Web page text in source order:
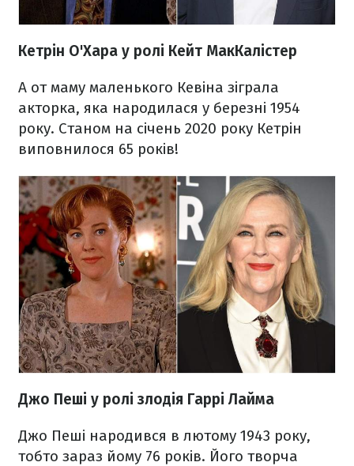
Кетрін О'Хара у ролі Кейт МакКалістер
А от маму маленького Кевіна зіграла
акторка, яка народилася у березні 1954
року. Станом на січень 2020 року Кетрін
виповнилося 65 років!
Джо Пеші у ролі злодія Гаррі Лайма
Джо Пеші народився в лютому 1943 року,
тобто зараз йому 76 років. Його творча